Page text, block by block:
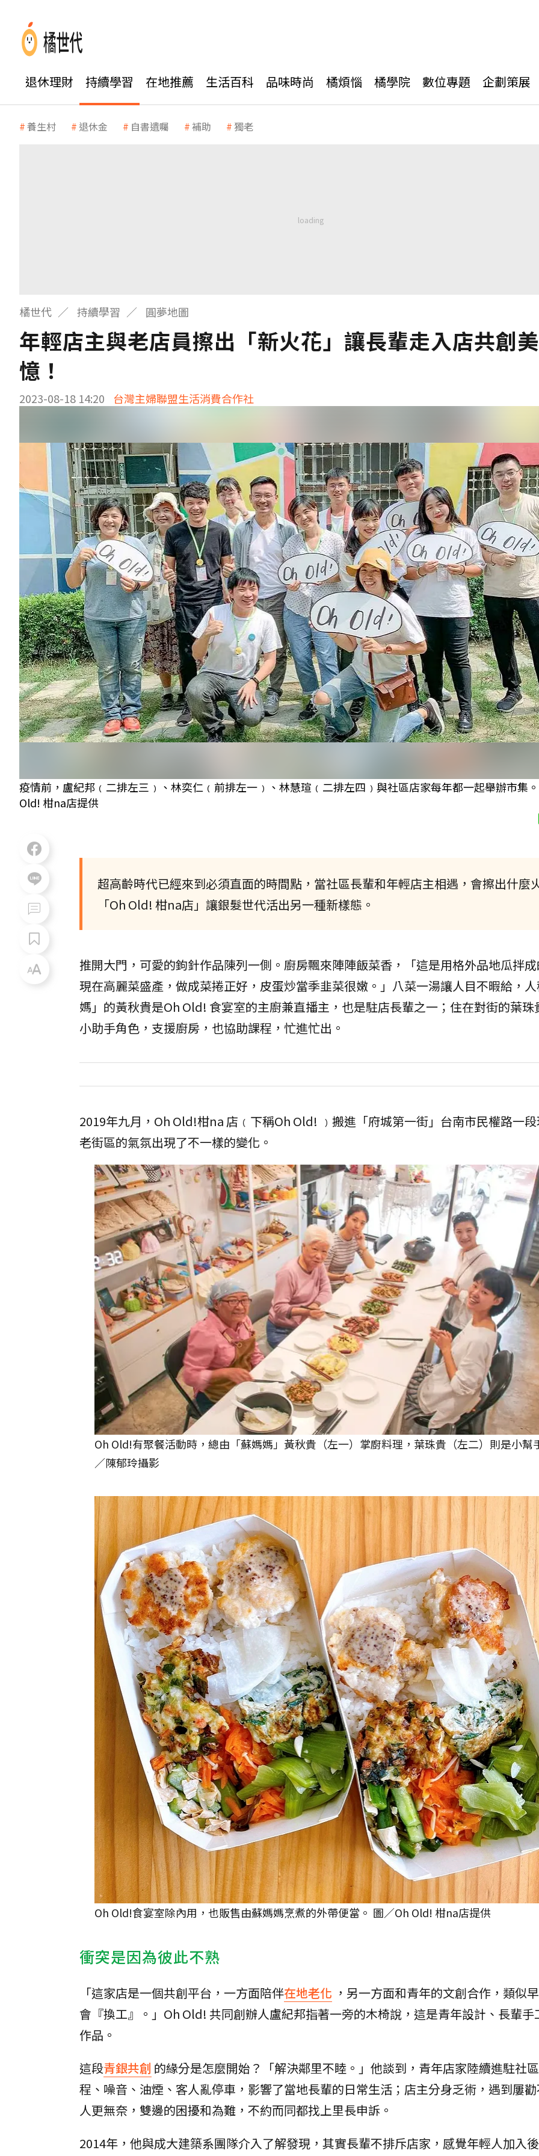
退休理財 持續學習 在地推薦 生活百科 品味時尚 橘煩惱 橘學院 數位專題 企劃策展
養生村 退休金 自書遺囑 補助 獨老
橘世代 持續學習 圓夢地圖
年輕店主與老店員擦出「新火花」讓長輩走入店共創
憶！
2023-08-18 14:20 台灣主婦聯盟生活消費合作社
疫情前，盧紀邦﹙二排左三﹚、林奕仁﹙前排左一﹚、林慧瑄﹙二排左四﹚與社區店家每年都一起舉辦市集
Old! 柑na店提供
超高齡時代已經來到必須直面的時間點，當社區長輩和年輕店主相遇，會擦出什麼
「Oh Old! 柑na店」讓銀髮世代活出另一種新樣態。
推開大門，可愛的鉤針作品陳列一側。廚房飄來陣陣飯菜香，「這是用格外品地瓜拌
現在高麗菜盛產，做成菜捲正好，皮蛋炒當季韭菜很嫩。」八菜一湯讓人目不暇給，
媽」的黃秋貴是Oh Old! 食宴室的主廚兼直播主，也是駐店長輩之一；住在對街的葉珠
小助手角色，支援廚房，也協助課程，忙進忙出。
2019年九月，Oh Old!柑na 店﹙下稱Oh Old! ﹚搬進「府城第一街」台南市民權路一
老街區的氣氛出現了不一樣的變化。
Oh Old!有聚餐活動時，總由「蘇媽媽」黃秋貴（左一）掌廚料理，葉珠貴（左二）則是小幫
／陳郁玲攝影
Oh Old!食宴室除內用，也販售由蘇媽媽烹煮的外帶便當。 圖／Oh Old! 柑na店提供
衝突是因為彼此不熟
「這家店是一個共創平台，一方面陪伴在地老化 ，另一方面和青年的文創合作，類似
會『換工』。」Oh Old! 共同創辦人盧紀邦指著一旁的木椅說，這是青年設計、長輩手
作品。
這段青銀共創 的緣分是怎麼開始？「解決鄰里不睦。」他談到，青年店家陸續進駐社
程、噪音、油煙、客人亂停車，影響了當地長輩的日常生活；店主分身乏術，遇到屢
人更無奈，雙邊的困擾和為難，不約而同都找上里長申訴。
2014年，他與成大建築系團隊介入了解發現，其實長輩不排斥店家，感覺年輕人加入